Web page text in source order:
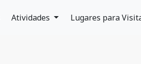
Atividades Lugares para